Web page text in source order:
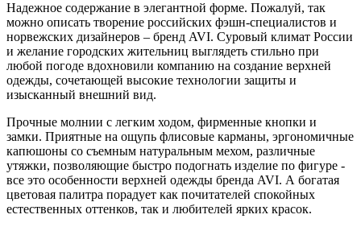
Надежное содержание в элегантной форме. Пожалуй, так
можно описать творение российских фэшн-специалистов и
норвежских дизайнеров – бренд AVI. Суровый климат России
и желание городских жительниц выглядеть стильно при
любой погоде вдохновили компанию на создание верхней
одежды, сочетающей высокие технологии защиты и
изысканный внешний вид.
Прочные молнии с легким ходом, фирменные кнопки и
замки. Приятные на ощупь флисовые карманы, эргономичные
капюшоны со съемным натуральным мехом, различные
утяжки, позволяющие быстро подогнать изделие по фигуре -
все это особенности верхней одежды бренда AVI. А богатая
цветовая палитра порадует как почитателей спокойных
естественных оттенков, так и любителей ярких красок.